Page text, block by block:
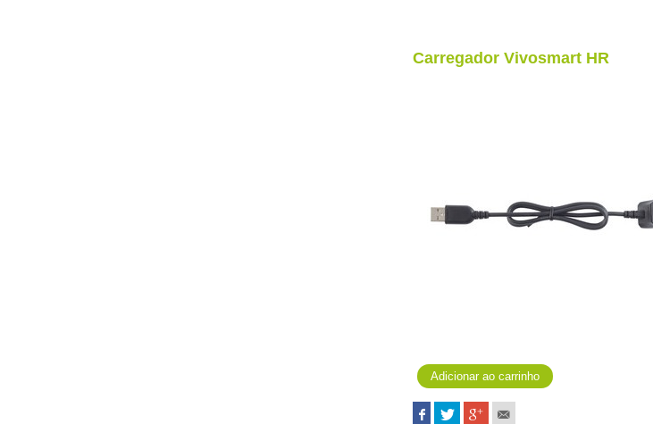
Carregador Vivosmart HR